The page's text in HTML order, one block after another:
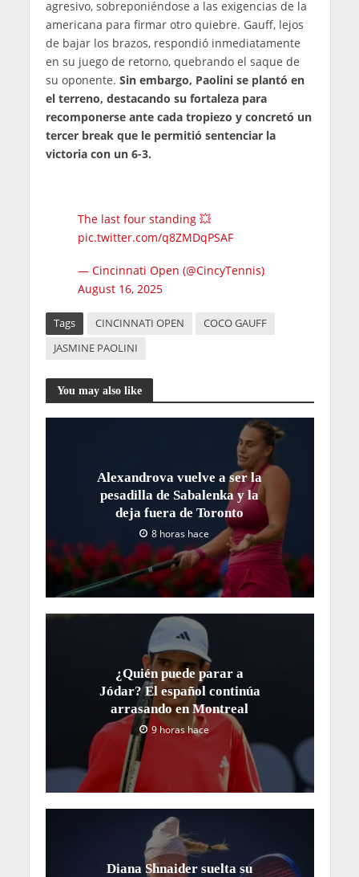
agresivo, sobreponiéndose a las exigencias de la
americana para firmar otro quiebre. Gauff, lejos
de bajar los brazos, respondió inmediatamente
en su juego de retorno, quebrando el saque de
su oponente. Sin embargo, Paolini se plantó en
el terreno, destacando su fortaleza para
recomponerse ante cada tropiezo y concretó un
tercer break que le permitió sentenciar la
victoria con un 6-3.
The last four standing 💥
pic.twitter.com/q8ZMDqPSAF
— Cincinnati Open (@CincyTennis)
August 16, 2025
Tags CINCINNATI OPEN
COCO GAUFF
JASMINE PAOLINI
You may also like
Alexandrova vuelve a ser la
pesadilla de Sabalenka y la
deja fuera de Toronto
8 horas hace
¿Quién puede parar a
Jódar? El español continúa
arrasando en Montreal
9 horas hace
Diana Shnaider suelta su